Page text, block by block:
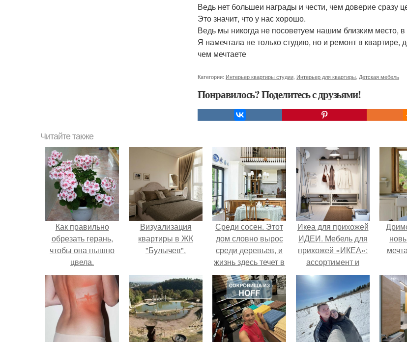
Ведь нет большеи награды и чести, чем доверие сразу
Это значит, что у нас хорошо.
Ведь мы никогда не посоветуем нашим близким место, в
Я намечтала не только студию, но и ремонт в
чем мечтаете
Категории: Интерьер квартиры студии Интерьер для квартиры Детская мебель
Понравилось? Поделитесь с друзьями!
Читайте также
Как правильно
обрезать герань,
чтобы она пышно
цвела.
Визуализация
квартиры в ЖК
"Булычев".
Среди сосен. Этот
дом словно вырос
среди деревьев, и
жизнь здесь течет в
собственном ритме
- спокойно, без
спешки и лишнего
шума.
Икеа для прихожей
ИДЕИ. Мебель для
прихожей «ИКЕА»:
ассортимент и
функциональные
особенности